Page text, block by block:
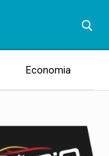
Economia